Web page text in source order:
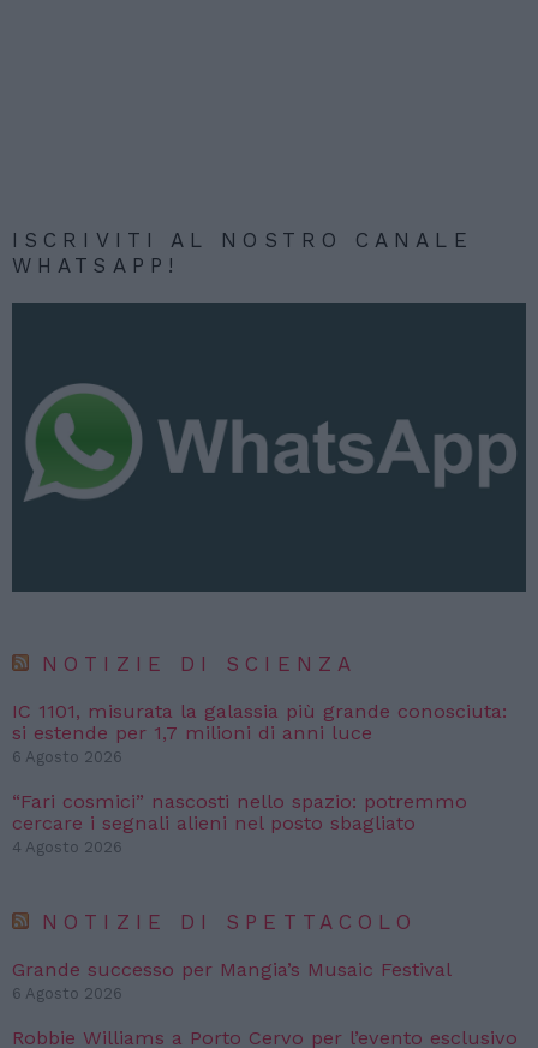
ISCRIVITI AL NOSTRO CANALE
WHATSAPP!
NOTIZIE DI SCIENZA
IC 1101, misurata la galassia più grande conosciuta:
si estende per 1,7 milioni di anni luce
6 Agosto 2026
“Fari cosmici” nascosti nello spazio: potremmo
cercare i segnali alieni nel posto sbagliato
4 Agosto 2026
NOTIZIE DI SPETTACOLO
Grande successo per Mangia’s Musaic Festival
6 Agosto 2026
Robbie Williams a Porto Cervo per l’evento esclusivo